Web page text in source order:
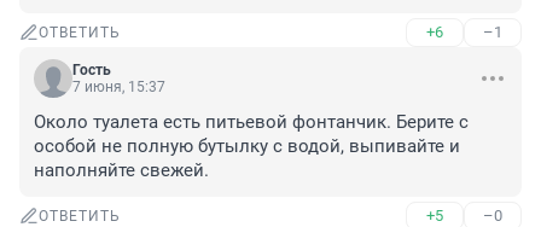
ОТВЕТИТЬ +6 –1
Гость
7 июня, 15:37
Около туалета есть питьевой фонтанчик. Берите с
особой не полную бутылку с водой, выпивайте и
наполняйте свежей.
ОТВЕТИТЬ +5 –0